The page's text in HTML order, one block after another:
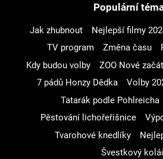
Populární
Jak zhubnout Nejlepší filmy
TV program
Změna času
Kdy budou volby
ZOO Nové
7 pádů Honzy Dědka
Volby
Tatarák podle Pohlreicha
Pěstování lichořeřišnice
Tvarohové knedlíky
Švestkový